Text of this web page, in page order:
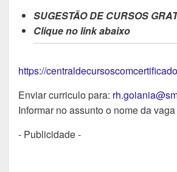
SUGESTÃO DE CURSOS
Clique no link abaixo
https://
Enviar curriculo para:
Informar no assunto o nome da
- Publicidade -